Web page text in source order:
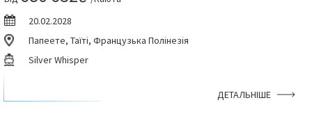
20.02.2028
Папеете, Таїті, Французька Полінезія
Silver Whisper
ДЕТАЛЬНІШЕ